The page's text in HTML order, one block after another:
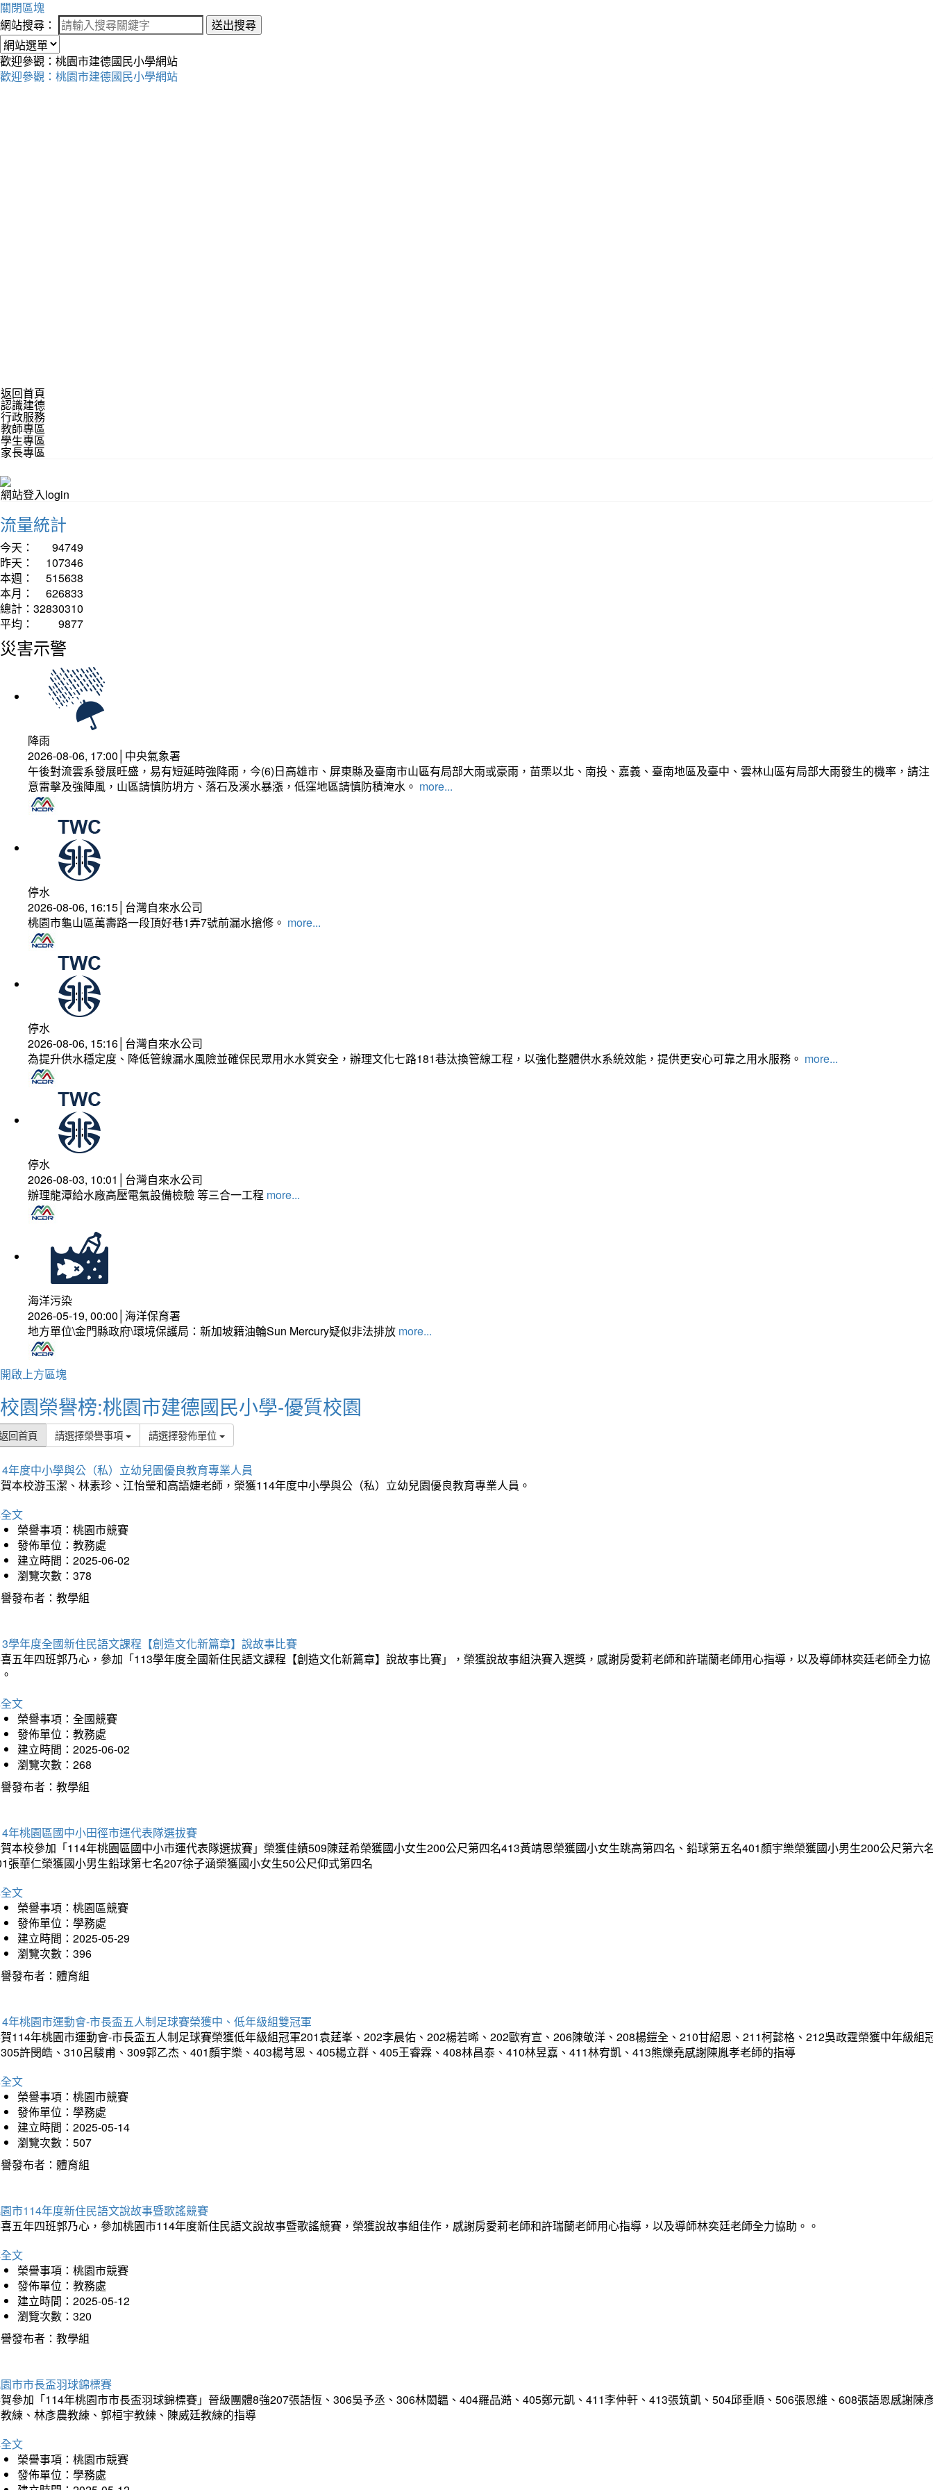
關閉區塊
網站搜尋：
送出搜尋
歡迎參觀：桃園市建德國民小學網站
歡迎參觀：桃園市建德國民小學網站
返回首頁
認識建德
行政服務
教師專區
學生專區
家長專區
網站登入login
流量統計
今天：
94749
昨天：
107346
本週：
515638
本月：
626833
總計： 32830310
平均：
9877
災害示警
降雨
2026-08-06, 17:00│中央氣象署
午後對流雲系發展旺盛，易有短延時強降雨，今(6)日高雄市、屏東縣及臺南市山區有局部大雨或豪雨，苗栗以北、南投、嘉義、臺南地區及臺中、雲林山區有局部大雨發生的機率，請注
意雷擊及強陣風，山區請慎防坍方、落石及溪水暴漲，低窪地區請慎防積淹水。 more...
停水
2026-08-06, 16:15│台灣自來水公司
桃園市龜山區萬壽路一段頂好巷1弄7號前漏水搶修。 more...
停水
2026-08-06, 15:16│台灣自來水公司
為提升供水穩定度、降低管線漏水風險並確保民眾用水水質安全，辦理文化七路181巷汰換管線工程，以強化整體供水系統效能，提供更安心可靠之用水服務。 more...
停水
2026-08-03, 10:01│台灣自來水公司
辦理龍潭給水廠高壓電氣設備檢驗 等三合一工程 more...
海洋污染
2026-05-19, 00:00│海洋保育署
地方單位\金門縣政府\環境保護局：新加坡籍油輪Sun Mercury疑似非法排放 more...
開啟上方區塊
校園榮譽榜:桃園市建德國民小學-優質校園
回首頁 請選擇榮譽事項 請選擇發佈單位
年度中小學與公（私）立幼兒園優良教育專業人員
本校游玉潔、林素珍、江怡瑩和高語婕老師，榮獲114年度中小學與公（私）立幼兒園優良教育專業人員。
文
榮譽事項：桃園市競賽
發佈單位：教務處
建立時間：2025-06-02
瀏覽次數：378
發布者：教學組
學年度全國新住民語文課程【創造文化新篇章】說故事比賽
五年四班郭乃心，參加「113學年度全國新住民語文課程【創造文化新篇章】說故事比賽」，榮獲說故事組決賽入選獎，感謝房愛莉老師和許瑞蘭老師用心指導，以及導師林奕廷老師全力協
文
榮譽事項：全國競賽
發佈單位：教務處
建立時間：2025-06-02
瀏覽次數：268
發布者：教學組
年桃園區國中小田徑市運代表隊選拔賽
本校參加「114年桃園區國中小市運代表隊選拔賽」榮獲佳績509陳莛希榮獲國小女生200公尺第四名413黃靖恩榮獲國小女生跳高第四名、鉛球第五名401顏宇樂榮獲國小男生200公尺第六
張華仁榮獲國小男生鉛球第七名207徐子涵榮獲國小女生50公尺仰式第四名
文
榮譽事項：桃園區競賽
發佈單位：學務處
建立時間：2025-05-29
瀏覽次數：396
發布者：體育組
年桃園市運動會-市長盃五人制足球賽榮獲中、低年級組雙冠軍
114年桃園市運動會-市長盃五人制足球賽榮獲低年級組冠軍201袁莛峯、202李晨佑、202楊若晞、202歐宥宣、206陳敬洋、208楊鎧全、210甘紹恩、211柯懿格、212吳政霆榮獲中年級組
許閔皓、310呂駿甫、309郭乙杰、401顏宇樂、403楊芎恩、405楊立群、405王睿霖、408林昌泰、410林昱嘉、411林宥凱、413熊爍堯感謝陳胤孝老師的指導
文
榮譽事項：桃園市競賽
發佈單位：學務處
建立時間：2025-05-14
瀏覽次數：507
發布者：體育組
市114年度新住民語文說故事暨歌謠競賽
五年四班郭乃心，參加桃園市114年度新住民語文說故事暨歌謠競賽，榮獲說故事組佳作，感謝房愛莉老師和許瑞蘭老師用心指導，以及導師林奕廷老師全力協助。。
文
榮譽事項：桃園市競賽
發佈單位：教務處
建立時間：2025-05-12
瀏覽次數：320
發布者：教學組
市市長盃羽球錦標賽
參加「114年桃園市市長盃羽球錦標賽」晉級團體8強207張語恆、306吳予丞、306林閎韞、404羅品澔、405鄭元凱、411李仲軒、413張筑凱、504邱垂順、506張恩維、608張語恩感謝陳
練、林彥農教練、郭桓宇教練、陳威廷教練的指導
文
榮譽事項：桃園市競賽
發佈單位：學務處